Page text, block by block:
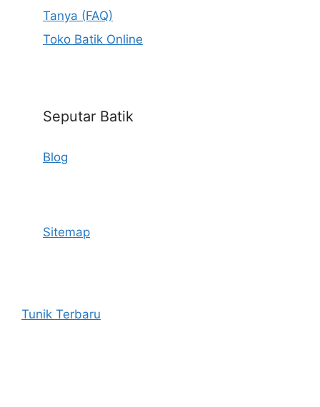
Tanya (FAQ)
Toko Batik Online
Seputar Batik
Blog
Sitemap
Tunik Terbaru